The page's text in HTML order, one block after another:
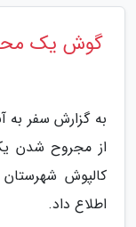
گوش یک
به گزارش سفر به
از مجروح شدن
کالپوش
اطلاع داد.